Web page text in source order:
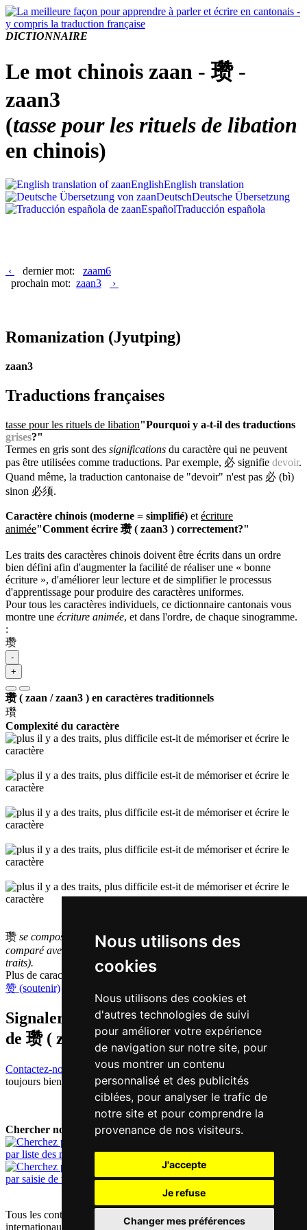
Nous utilisons des
cookies
Nous utilisons des cookies et
d'autres technologies de suivi
pour améliorer votre expérience
de navigation sur notre site, pour
vous montrer un contenu
personnalisé et des publicités
ciblées, pour analyser le trafic de
notre site et pour comprendre la
provenance de nos visiteurs.
J'accepte
Je refuse
Changer mes préférences
DICTIONNAIRE
Le mot chinois zaan - 瓒 -
zaan3
(tasse pour les rituels de libation
en chinois)
EnglishEnglish translation
DeutschDeutsche Übersetzung
EspañolTraducción española
‹ dernier mot: zaam6
prochain mot: zaan3 ›
Romanization (Jyutping)
zaan3
Traductions françaises
tasse pour les rituels de libation"Pourquoi y a-t-il des traductions
grises?"
Termes en gris sont des significations du caractère qui ne peuvent
pas être utilisées comme traductions. Par exemple, 必 signifie devoir.
Quand même, la traduction cantonaise de "devoir" n'est pas 必 (bì)
sinon 必须.
Caractère chinois (moderne = simplifié) et écriture
animée"Comment écrire 瓒 ( zaan3 ) correctement?"
Les traits des caractères chinois doivent être écrits dans un ordre
bien défini afin d'augmenter la facilité de réaliser une « bonne
écriture », d'améliorer leur lecture et de simplifier le processus
d'apprentissage pour produire des caractères uniformes.
Pour tous les caractères individuels, ce dictionnaire cantonais vous
montre une écriture animée, et dans l'ordre, de chaque sinogramme.
:
瓒
-
+
瓒 ( zaan / zaan3 ) en caractères traditionnels
瓚
Complexité du caractère
瓒 se compose de 20traits et a donc une complexitégrande
comparé avec les autres caractères simplifiés (en moyenne: 13,1
traits).
Plus de caractères qui se prononcent
赞 (soutenir)
Signaler traduction fausse ou manquante
de瓒 ( zaan / zaan3 )
Contactez-nous!
Votre feedback et critique constructive seront
toujours bienvenus.
Chercher nouveau mot:
par liste des mots
par saisie de texte
Tous les contenus sont protégés par les droits d'auteur allemands et
internationaux |
mentions obligatoires / contact|déclaration de